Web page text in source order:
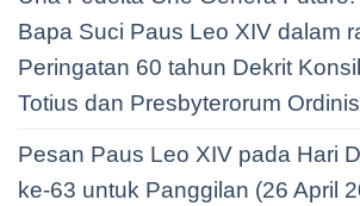
Bapa Suci Paus Leo XIV dalam
Peringatan 60 tahun Dekrit
Totius dan Presbyterorum Ordinis
Pesan Paus Leo XIV pada Hari
ke-63 untuk Panggilan (26 April